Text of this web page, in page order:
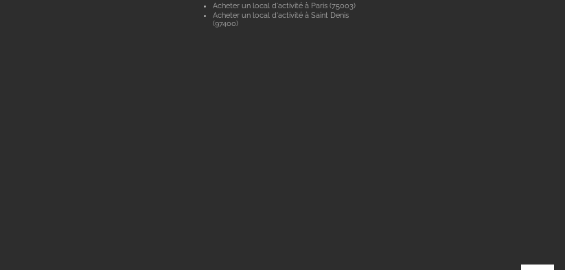
Acheter un local d'activité à Paris (75003)
Acheter un local d'activité à Saint Denis
(97400)